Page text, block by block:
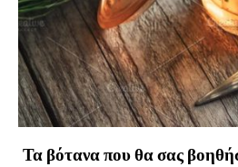
Τα βότανα που θα σας